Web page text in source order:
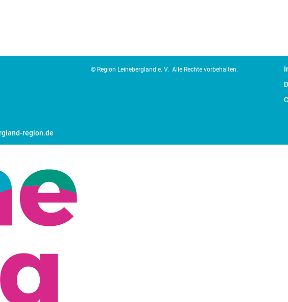
region.de
© Region Leinebergland e. V. Alle Rechte vorbehalten.